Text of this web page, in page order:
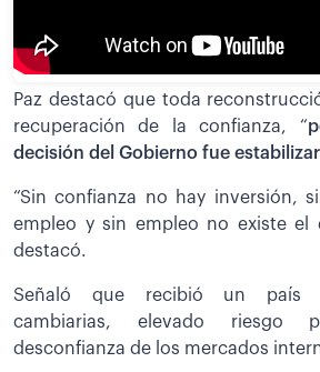
Paz destacó que toda
recuperación de la confianza, “
decisión del Gobierno fue
“Sin confianza no hay inversión,
empleo y sin empleo no existe el
destacó.
Señaló que recibió un país
cambiarias, elevado riesgo
desconfianza de los mercados